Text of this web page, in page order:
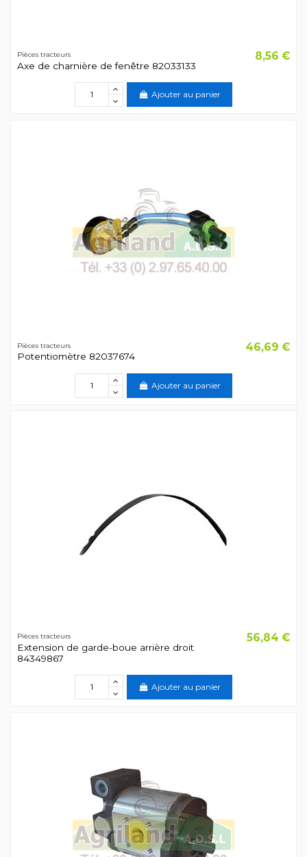
Pièces tracteurs
Axe de charnière de fenêtre 82033133
8,56 €
Ajouter au panier
Pièces tracteurs
Potentiomètre 82037674
46,69 €
Ajouter au panier
Pièces tracteurs
Extension de garde-boue arrière droit
84349867
56,84 €
Ajouter au panier